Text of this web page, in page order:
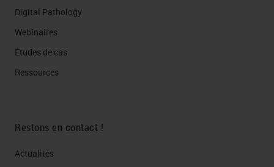
Digital Pathology
Webinaires
Études de cas
Ressources
Restons en contact !
Actualités